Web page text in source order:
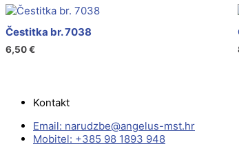
Čestitka br. 7038
6,50€
Kontakt
Email:
rh.tsm-sulegna
@ebzduran
Mobitel: +385 98 1893 948